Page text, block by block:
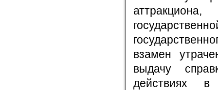
взамен
выдачу
действиях в